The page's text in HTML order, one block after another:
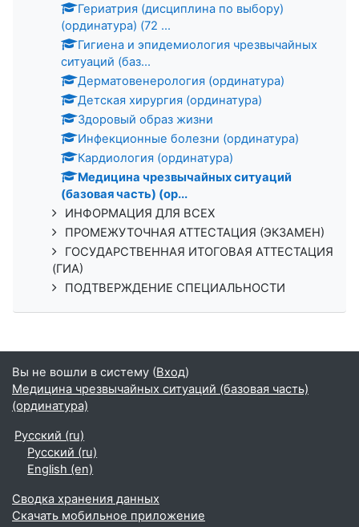
Гериатрия (дисциплина по выбору)
(ординатура) (72 ...
Гигиена и эпидемиология чрезвычайных
ситуаций (баз...
Дерматовенерология (ординатура)
Детская хирургия (ординатура)
Здоровый образ жизни
Инфекционные болезни (ординатура)
Кардиология (ординатура)
Медицина чрезвычайных ситуаций
(базовая часть) (ор...
ИНФОРМАЦИЯ ДЛЯ ВСЕХ
ПРОМЕЖУТОЧНАЯ АТТЕСТАЦИЯ (ЭКЗАМЕН)
ГОСУДАРСТВЕННАЯ ИТОГОВАЯ АТТЕСТАЦИЯ
(ГИА)
ПОДТВЕРЖДЕНИЕ СПЕЦИАЛЬНОСТИ
Вы не вошли в систему (Вход)
Медицина чрезвычайных ситуаций (базовая часть)
(ординатура)
Русский ‎(ru)‎
Русский ‎(ru)‎
English ‎(en)‎
Сводка хранения данных
Скачать мобильное приложение